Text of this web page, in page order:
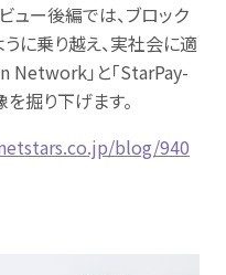
ー後編では、ブロック
に乗り越え、実社会に適
Network」と「StarPay-
掘り下げます。
blog/940